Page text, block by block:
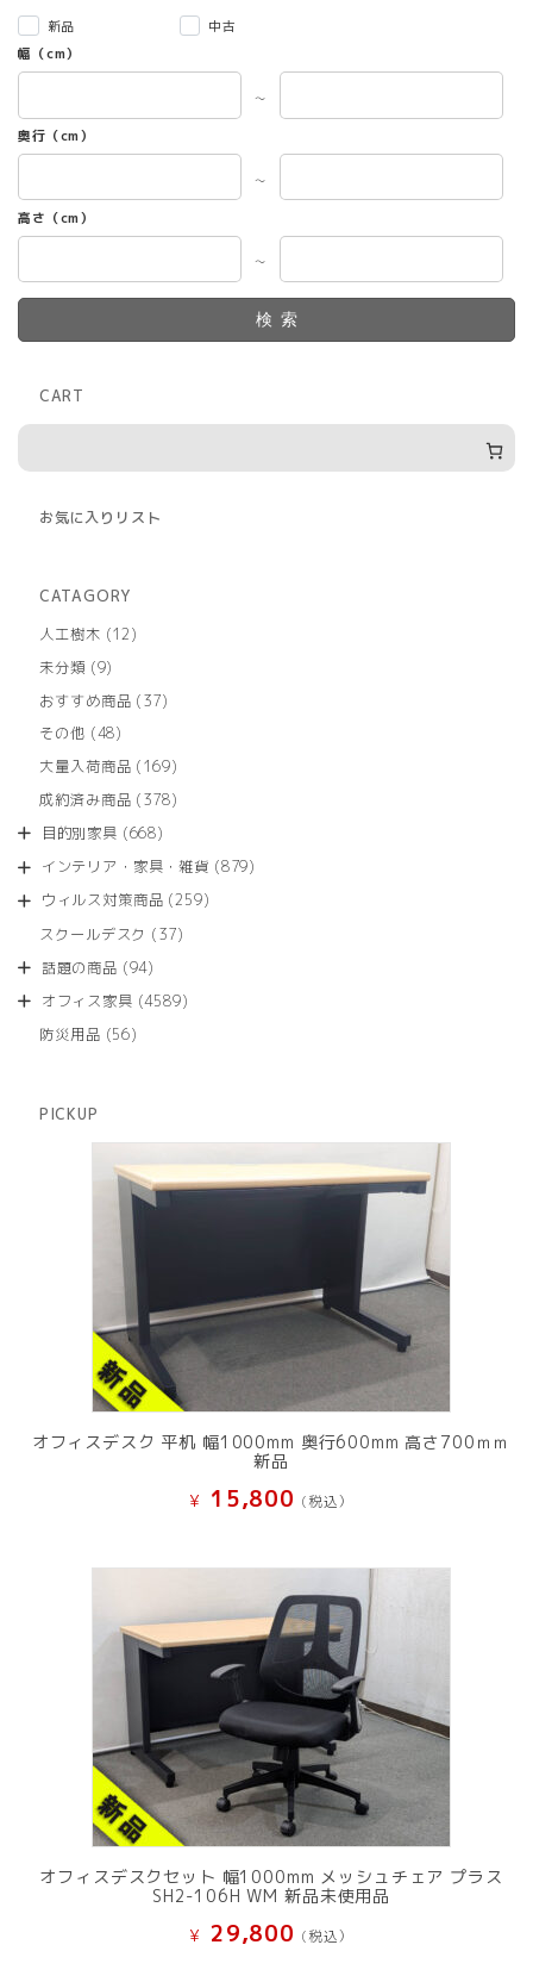
新品
中古
幅（cm）
～
奥行（cm）
～
高さ（cm）
～
検索
CART
お気に入りリスト
CATAGORY
人工樹木
1212
商
未分類 99
の
商
おすすめ商品 3737
商
その他 4848
の
商
大量入荷商品 169169
の
成約済み商品 378378
商
目的別家具 668668
の
商
インテリア・家具・雑貨 879879
ウィルス対策商品 259259
スクールデスク 3737
商
話題の商品 9494
の
オフィス家具 45894589
防災用品 5656
PICKUP
オフィスデスク 平机 幅1000mm 奥行600mm 高さ700ｍｍ
新品
¥ 15,800 (税込）
オフィスデスクセット 幅1000mm メッシュチェア プラス
SH2-106H WM 新品未使用品
¥ 29,800 (税込）